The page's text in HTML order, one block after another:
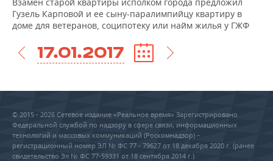
Гузель Карповой и ее сыну-паралимпийцу квартиру в
доме для ветеранов, соципотеку или найм жилья у ГЖФ
17.01.2017
© 2015 - 2026 Сетевое издание «Реальное время» Зарегистрировано
Федеральной службой по надзору в сфере связи, информационных
технологий и массовых коммуникаций (Роскомнадзор) –
регистрационный номер ЭЛ № ФС 77 - 79627 от 18 декабря 2020 г. (ранее
свидетельство Эл № ФС 77-59331 от 18 сентября 2014 г.)